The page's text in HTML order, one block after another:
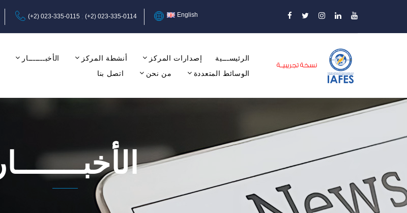
(+2) 023-335-0115 (+2) 023-335-0114 English
الرئيســـية إصدارات المركز أنشطة المركز الأخبـــــــار
الوسائط المتعددة
من نحن اتصل بنا
الأخبـــــــار